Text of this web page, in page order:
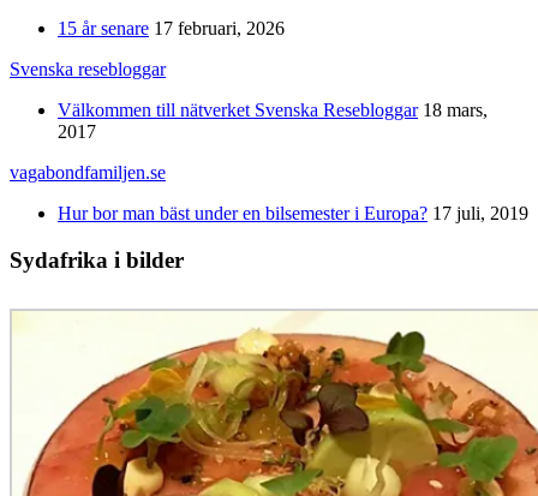
15 år senare 17 februari, 2026
Svenska resebloggar
Välkommen till nätverket Svenska Resebloggar 18 mars,
2017
vagabondfamiljen.se
Hur bor man bäst under en bilsemester i Europa? 17 juli, 2019
Sydafrika i bilder